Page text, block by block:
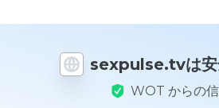
sexpulse.tvは安
WOT からの
イト